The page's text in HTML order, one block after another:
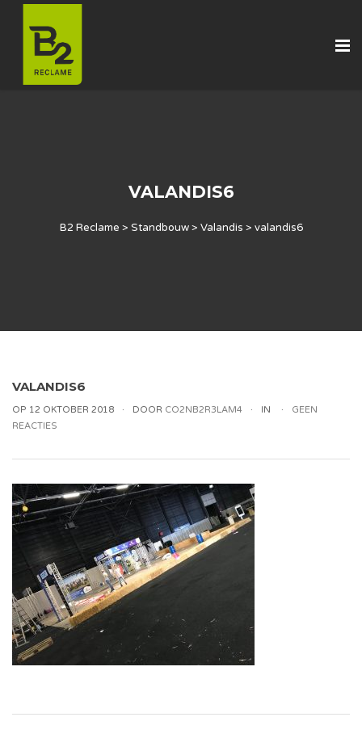
VALANDIS6
B2 Reclame > Standbouw> Valandis > valandis6
VALANDIS6
OP 12 OKTOBER 2018 DOOR CO2NB2R3LAM4 IN
GEEN
REACTIES